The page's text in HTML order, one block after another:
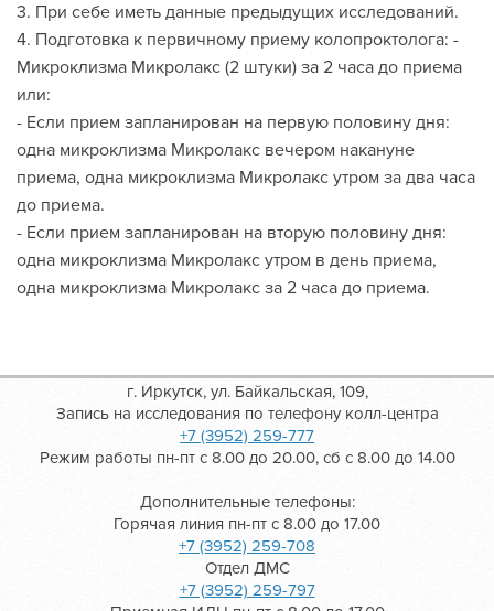
3. При себе иметь данные предыдущих исследований.
4. Подготовка к первичному приему колопроктолога: -
Микроклизма Микролакс (2 штуки) за 2 часа до приема
или:
- Если прием запланирован на первую половину дня:
одна микроклизма Микролакс вечером накануне
приема, одна микроклизма Микролакс утром за два часа
до приема.
- Если прием запланирован на вторую половину дня:
одна микроклизма Микролакс утром в день приема,
одна микроклизма Микролакс за 2 часа до приема.
г. Иркутск, ул. Байкальская, 109,
Запись на исследования по телефону колл-центра
+7 (3952) 259-777
Режим работы пн-пт с 8.00 до 20.00, сб с 8.00 до 14.00
Дополнительные телефоны:
Горячая линия пн-пт с 8.00 до 17.00
+7 (3952) 259-708
Отдел ДМС
+7 (3952) 259-797